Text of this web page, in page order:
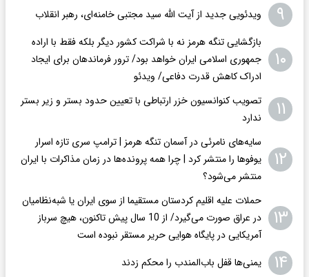
۹ ویدئویی جدید از آیت الله سید مجتبی خامنه‌ای، رهبر انقلاب
۱۰
بازگشایی تنگه هرمز نه با شراکت کشور دیگر بلکه فقط با اراده
جمهوری اسلامی ایران خواهد بود/ ترور فرماندهان برای ایجاد
ادراک کاهش قدرت دفاعی/ ویدئو
۱۱
تصویب کنوانسیون خزر ارتباطی با تعیین حدود بستر و زیر بستر
ندارد
۱۲
سایه‌های نامرئی در آسمان تنگه هرمز | ترامپ سری تازه اسرار
یوفوها را منتشر کرد | چرا همه پرونده‌ها در زمان مذاکرات با ایران
منتشر می‌شود؟
۱۳
حملات علیه اقلیم کردستان مستقیما از سوی ایران یا شبه‌نظامیان
در عراق صورت می‌گیرد/ از 10 سال پیش تاکنون، هیچ سرباز
آمریکایی در پایگاه هوایی حریر مستقر نبوده است
۱۴ یمنی‌ها قفل باب‌المندب را محکم زدند